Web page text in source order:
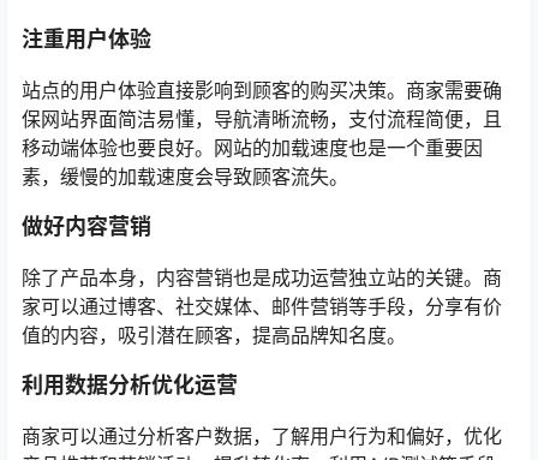
注重用户体验
站点的用户体验直接影响到顾客的购买决策。商家需要确
保网站界面简洁易懂，导航清晰流畅，支付流程简便，且
移动端体验也要良好。网站的加载速度也是一个重要因
素，缓慢的加载速度会导致顾客流失。
做好内容营销
除了产品本身，内容营销也是成功运营独立站的关键。商
家可以通过博客、社交媒体、邮件营销等手段，分享有价
值的内容，吸引潜在顾客，提高品牌知名度。
利用数据分析优化运营
商家可以通过分析客户数据，了解用户行为和偏好，优化